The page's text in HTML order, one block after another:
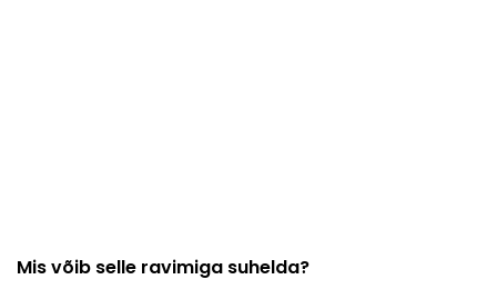
Mis võib selle ravimiga suhelda?